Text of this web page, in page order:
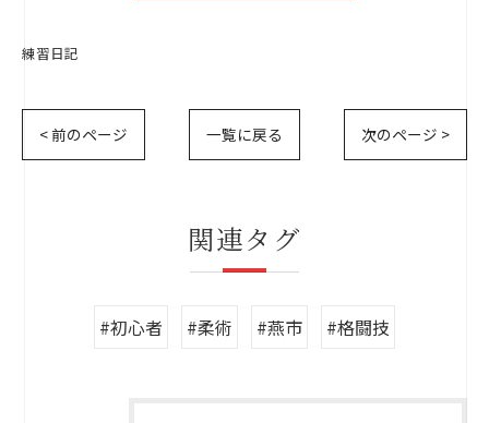
練習日記
< 前のページ 一覧に戻る 次のページ >
関連タグ
#初心者 #柔術 #燕市 #格闘技